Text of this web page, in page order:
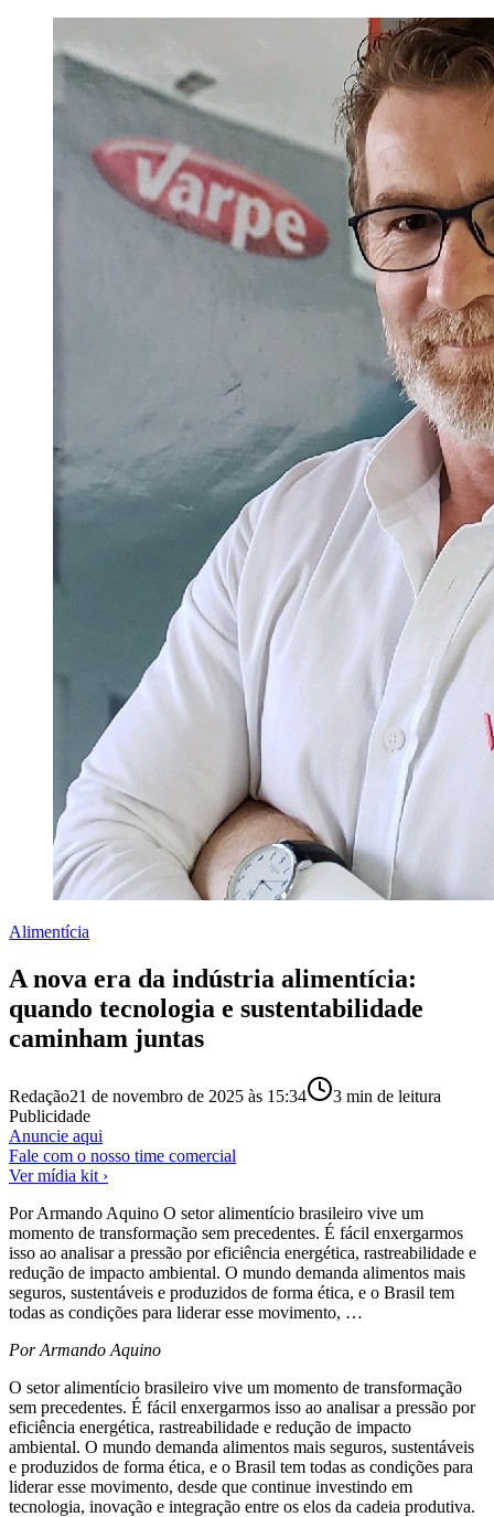
Alimentícia
A nova era da indústria alimentícia:
quando tecnologia e sustentabilidade
caminham juntas
Redação21 de novembro de 2025 às 15:34 3 min de leitura
Publicidade
Anuncie aqui
Fale com o nosso time comercial
Ver mídia kit ›
Por Armando Aquino O setor alimentício brasileiro vive um
momento de transformação sem precedentes. É fácil enxergarmos
isso ao analisar a pressão por eficiência energética, rastreabilidade e
redução de impacto ambiental. O mundo demanda alimentos mais
seguros, sustentáveis e produzidos de forma ética, e o Brasil tem
todas as condições para liderar esse movimento, …
Por Armando Aquino
O setor alimentício brasileiro vive um momento de transformação
sem precedentes. É fácil enxergarmos isso ao analisar a pressão por
eficiência energética, rastreabilidade e redução de impacto
ambiental. O mundo demanda alimentos mais seguros, sustentáveis
e produzidos de forma ética, e o Brasil tem todas as condições para
liderar esse movimento, desde que continue investindo em
tecnologia, inovação e integração entre os elos da cadeia produtiva.